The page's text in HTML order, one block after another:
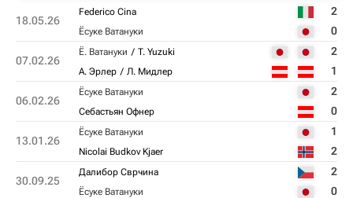
18.05.26
Federico Cina 2
Ёсуке Ватануки 0
07.02.26
Ё. Ватануки T. Yuzuki 2
А. Эрлер Л. Мидлер 1
06.02.26
Ёсуке Ватануки 2
Себастьян Офнер 0
13.01.26
Ёсуке Ватануки 1
Nicolai Budkov Kjaer 2
30.09.25
Далибор Сврчина 2
Ёсуке Ватануки 0